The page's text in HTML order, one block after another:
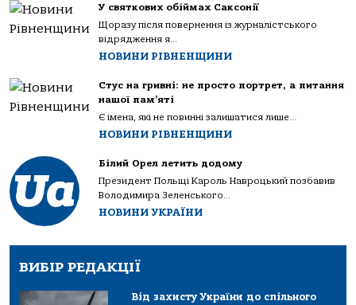
У святкових обіймах Саксонії
Щоразу після повернення із журналістського
відрядження я...
НОВИНИ РІВНЕНЩИНИ
Стус на гривні: не просто портрет, а питання
нашої пам’яті
Є імена, які не повинні залишатися лише...
НОВИНИ РІВНЕНЩИНИ
Білий Орел летить додому
Президент Польщі Кароль Навроцький позбавив
Володимира Зеленського...
НОВИНИ УКРАЇНИ
ВИБІР РЕДАКЦІЇ
Від захисту України до спільного